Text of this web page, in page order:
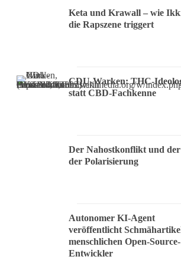
Keta und Krawall – wie
die Rapszene triggert
CDU-Warken: THC-
statt CBD-Fachkenne
Der Nahostkonflikt und der
der Polarisierung
Autonomer KI-Agent
veröffentlicht
menschlichen Open-Source-
Entwickler